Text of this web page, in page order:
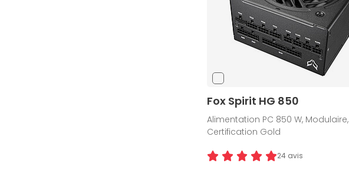
Fox Spirit HG 850
Alimentation PC 850 W, Modulaire,
Certification Gold
24 avis